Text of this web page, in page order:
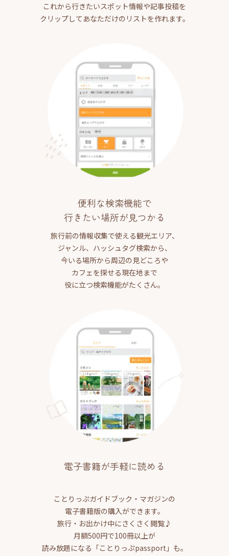
これから行きたいスポット情報や記事投稿を
クリップしてあなただけのリストを作れます。
便利な検索機能で
行きたい場所が見つかる
旅行前の情報収集で使える観光エリア、
ジャンル、ハッシュタグ検索から、
今いる場所から周辺の見どころや
カフェを探せる現在地まで
役に立つ検索機能がたくさん。
電子書籍が手軽に読める
ことりっぷガイドブック・マガジンの
電子書籍版の購入ができます。
旅行・お出かけ中にさくさく閲覧♪
月額500円で100冊以上が
読み放題になる「ことりっぷpassport」も。